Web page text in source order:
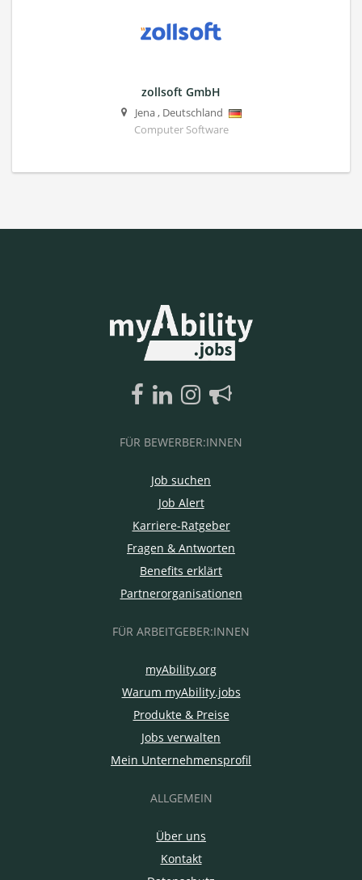
zollsoft GmbH
Jena, Deutschland
Computer Software
FÜR BEWERBER:INNEN
Job suchen
Job Alert
Karriere-Ratgeber
Fragen & Antworten
Benefits erklärt
Partnerorganisationen
FÜR ARBEITGEBER:INNEN
myAbility.org
Warum myAbility.jobs
Produkte & Preise
Jobs verwalten
Mein Unternehmensprofil
ALLGEMEIN
Über uns
Kontakt